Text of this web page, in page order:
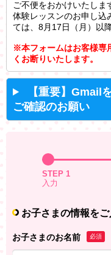
ご不便をおかけいたし
体験レッスンのお申し込
ては、8月17日（月）以
※本フォームはお客様専
くお断りいたします。
【重要】Gmail
ご確認のお願い
STEP 1
入力
お子さまの情報を
お子さまのお名前 必須